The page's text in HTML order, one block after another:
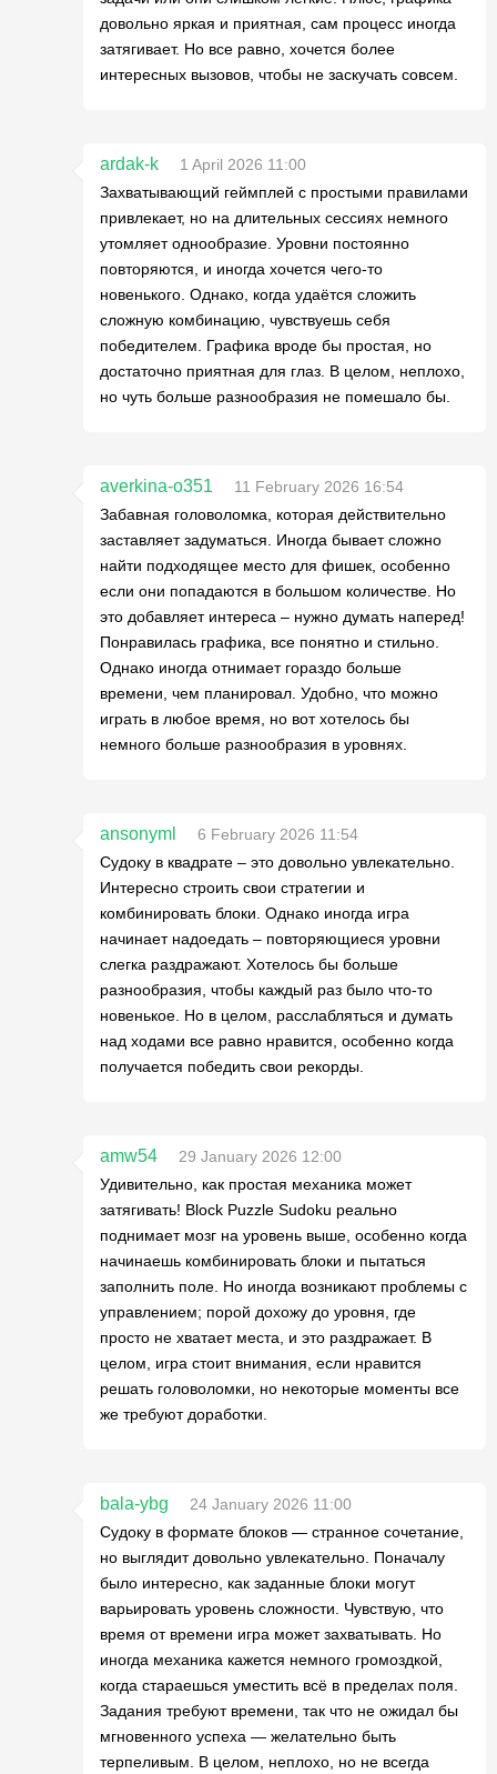
довольно яркая и приятная, сам процесс иногда
затягивает. Но все равно, хочется более
интересных вызовов, чтобы не заскучать совсем.
ardak-k
1 April 2026 11:00
Захватывающий геймплей с простыми правилами
привлекает, но на длительных сессиях немного
утомляет однообразие. Уровни постоянно
повторяются, и иногда хочется чего-то
новенького. Однако, когда удаётся сложить
сложную комбинацию, чувствуешь себя
победителем. Графика вроде бы простая, но
достаточно приятная для глаз. В целом, неплохо,
но чуть больше разнообразия не помешало бы.
averkina-o351
11 February 2026 16:54
Забавная головоломка, которая действительно
заставляет задуматься. Иногда бывает сложно
найти подходящее место для фишек, особенно
если они попадаются в большом количестве. Но
это добавляет интереса – нужно думать наперед!
Понравилась графика, все понятно и стильно.
Однако иногда отнимает гораздо больше
времени, чем планировал. Удобно, что можно
играть в любое время, но вот хотелось бы
немного больше разнообразия в уровнях.
ansonyml
6 February 2026 11:54
Судоку в квадрате – это довольно увлекательно.
Интересно строить свои стратегии и
комбинировать блоки. Однако иногда игра
начинает надоедать – повторяющиеся уровни
слегка раздражают. Хотелось бы больше
разнообразия, чтобы каждый раз было что-то
новенькое. Но в целом, расслабляться и думать
над ходами все равно нравится, особенно когда
получается победить свои рекорды.
amw54
29 January 2026 12:00
Удивительно, как простая механика может
затягивать! Block Puzzle Sudoku реально
поднимает мозг на уровень выше, особенно когда
начинаешь комбинировать блоки и пытаться
заполнить поле. Но иногда возникают проблемы с
управлением; порой дохожу до уровня, где
просто не хватает места, и это раздражает. В
целом, игра стоит внимания, если нравится
решать головоломки, но некоторые моменты все
же требуют доработки.
bala-ybg
24 January 2026 11:00
Судоку в формате блоков — странное сочетание,
но выглядит довольно увлекательно. Поначалу
было интересно, как заданные блоки могут
варьировать уровень сложности. Чувствую, что
время от времени игра может захватывать. Но
иногда механика кажется немного громоздкой,
когда стараешься уместить всё в пределах поля.
Задания требуют времени, так что не ожидал бы
мгновенного успеха — желательно быть
терпеливым. В целом, неплохо, но не всегда